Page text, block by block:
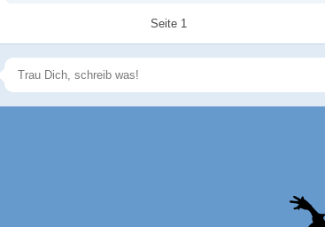
Seite 1